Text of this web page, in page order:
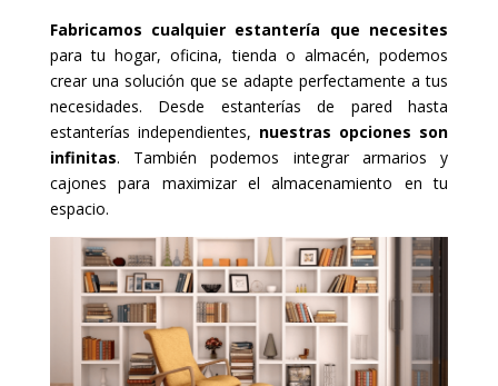
Fabricamos cualquier estantería que necesites
para tu hogar, oficina, tienda o almacén, podemos
crear una solución que se adapte perfectamente a tus
necesidades. Desde estanterías de pared hasta
estanterías independientes, nuestras opciones son
infinitas. También podemos integrar armarios y
cajones para maximizar el almacenamiento en tu
espacio.